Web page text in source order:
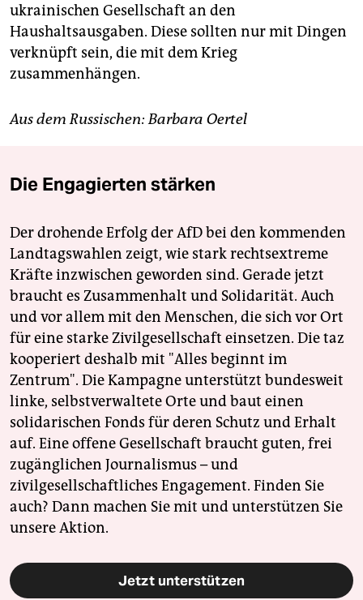
ukrainischen Gesellschaft an den
Haushaltsausgaben. Diese sollten nur mit Dingen
verknüpft sein, die mit dem Krieg
zusammenhängen.
Aus dem Russischen: Barbara Oertel
Die Engagierten stärken
Der drohende Erfolg der AfD bei den kommenden
Landtagswahlen zeigt, wie stark rechtsextreme
Kräfte inzwischen geworden sind. Gerade jetzt
braucht es Zusammenhalt und Solidarität. Auch
und vor allem mit den Menschen, die sich vor Ort
für eine starke Zivilgesellschaft einsetzen. Die taz
kooperiert deshalb mit "Alles beginnt im
Zentrum". Die Kampagne unterstützt bundesweit
linke, selbstverwaltete Orte und baut einen
solidarischen Fonds für deren Schutz und Erhalt
auf. Eine offene Gesellschaft braucht guten, frei
zugänglichen Journalismus – und
zivilgesellschaftliches Engagement. Finden Sie
auch? Dann machen Sie mit und unterstützen Sie
unsere Aktion.
Jetzt unterstützen